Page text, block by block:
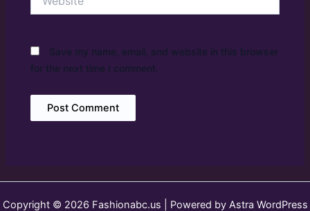
Save my name, email, and website in this browser
for the next time I comment.
Copyright © 2026 Fashionabc.us | Powered by Astra WordPress